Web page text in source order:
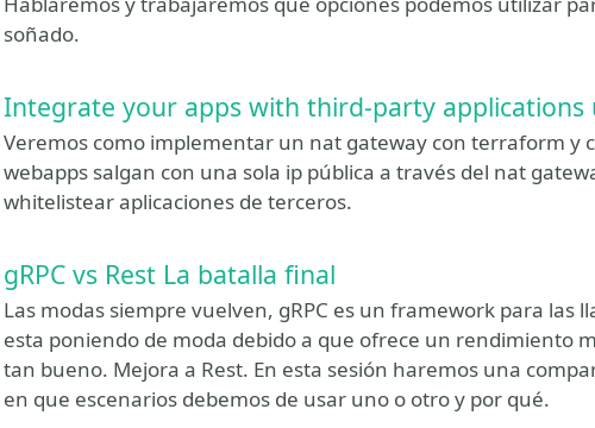
soñado.
Integrate your apps with third-party applications
Veremos como implementar un nat gateway con terraform y
webapps salgan con una sola ip pública a través del nat
whitelistear aplicaciones de terceros.
gRPC vs Rest La batalla final
Las modas siempre vuelven, gRPC es un framework para las
esta poniendo de moda debido a que ofrece un rendimiento
tan bueno. Mejora a Rest. En esta sesión haremos una
en que escenarios debemos de usar uno o otro y por qué.